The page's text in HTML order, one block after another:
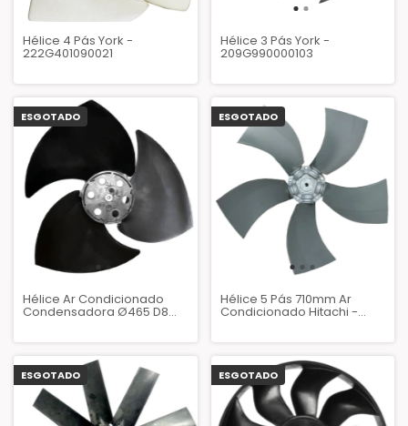
Hélice 4 Pás York -
222G401090021
Hélice 3 Pás York -
209G990000103
ESGOTADO
Hélice Ar Condicionado
Condensadora Ø465 D8
ESGOTADO
Hélice 5 Pás 710mm Ar
Condicionado Hitachi -
ESGOTADO ESGOTADO